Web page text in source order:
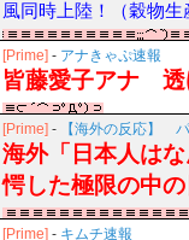
風同時上陸！（穀物
[Prime] - アナきゃぷ速報
皆藤愛子アナ 透
[Prime] - 【海外の反応】
海外「日本人は
愕した極限の中
[Prime] - キムチ速報